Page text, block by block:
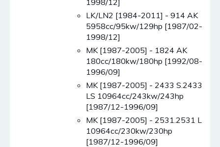
1998/12]
LK/LN2 [1984-2011] - 914 AK
5958cc/95kw/129hp [1987/02-
1998/12]
MK [1987-2005] - 1824 AK
180cc/180kw/180hp [1992/08-
1996/09]
MK [1987-2005] - 2433 S.2433
LS 10964cc/243kw/243hp
[1987/12-1996/09]
MK [1987-2005] - 2531.2531 L
10964cc/230kw/230hp
[1987/12-1996/09]